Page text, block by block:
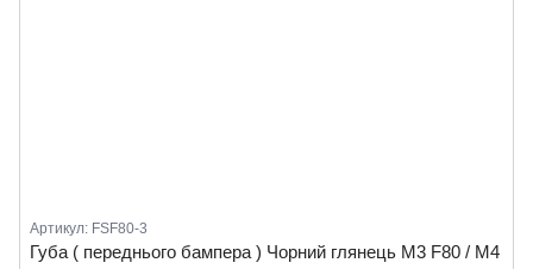
Артикул: FSF80-3
Губа ( переднього бампера ) Чорний глянець M3 F80 / M4